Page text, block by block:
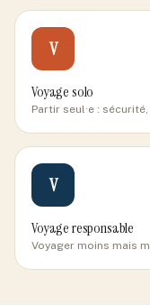
V
Voyage solo
Partir seul·e :
V
Voyage responsable
Voyager moins mais